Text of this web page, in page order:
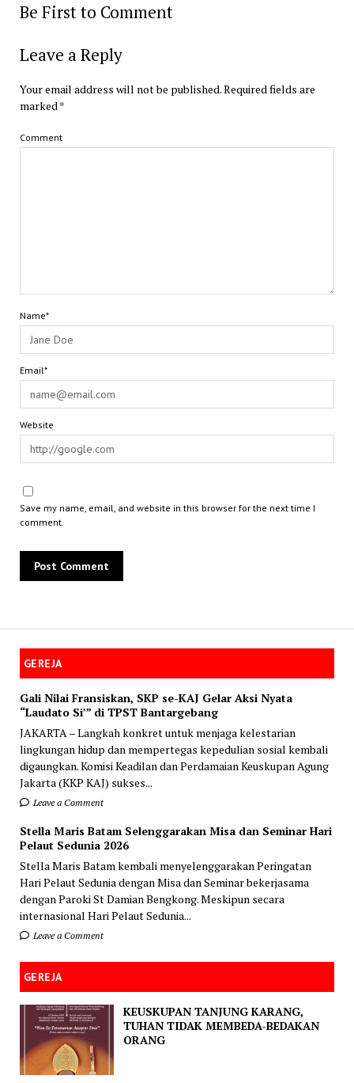
GEREJA
Gali Nilai Fransiskan, SKP se-KAJ Gelar Aksi Nyata
“Laudato Si’” di TPST Bantargebang
JAKARTA – Langkah konkret untuk menjaga kelestarian
lingkungan hidup dan mempertegas kepedulian sosial kembali
digaungkan. Komisi Keadilan dan Perdamaian Keuskupan Agung
Jakarta (KKP KAJ) sukses...
Leave a Comment
Stella Maris Batam Selenggarakan Misa dan Seminar Hari
Pelaut Sedunia 2026
Stella Maris Batam kembali menyelenggarakan Peringatan
Hari Pelaut Sedunia dengan Misa dan Seminar bekerjasama
dengan Paroki St Damian Bengkong. Meskipun secara
internasional Hari Pelaut Sedunia...
Leave a Comment
GEREJA
KEUSKUPAN TANJUNG KARANG,
TUHAN TIDAK MEMBEDA-BEDAKAN
ORANG
Be First to Comment
Leave a Reply
Your email address will not be published.Required fields are
marked*
Comment
Name*
Email*
Website
Save my name, email, and website in this browser for the next time I
comment.